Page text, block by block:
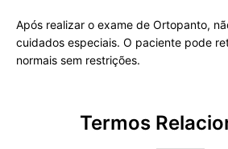
Após realizar o exame de Ortopanto,
cuidados especiais. O paciente pode
normais sem restrições.
Termos